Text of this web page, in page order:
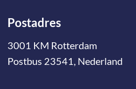
Postadres
3001 KM Rotterdam
Postbus 23541, Nederland